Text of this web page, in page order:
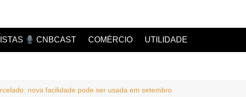
CNBCAST COMÉRCIO UTILIDADE
nova facilidade pode ser usada em setembro